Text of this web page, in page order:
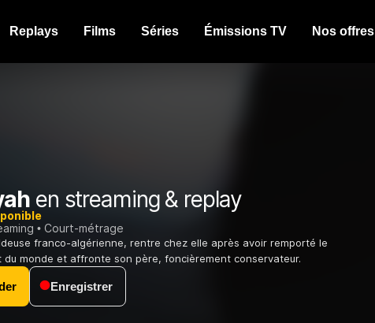
Replays Films Séries Émissions TV Nos offres
en streaming & replay
Court-métrage
franco-algérienne, rentre chez elle après avoir remporté le
du monde et affronte son père, foncièrement conservateur.
Enregistrer